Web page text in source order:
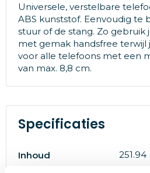
Universele, verstelbare
ABS kunststof. Eenvoudig te
stuur of de stang. Zo gebruik
met gemak handsfree terwijl
voor alle telefoons met een
van max. 8,8 cm.
Specificaties
Inhoud 251.94